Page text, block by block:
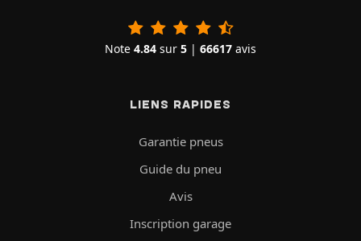
Note 4.84 sur 5 | 66617 avis
LIENS RAPIDES
Garantie pneus
Guide du pneu
Avis
Inscription garage